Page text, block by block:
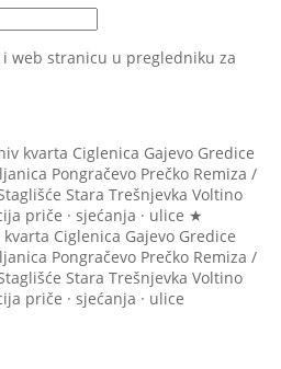
web stranicu u pregledniku za
kvarta Ciglenica Gajevo Gredice
Pongračevo Prečko Remiza /
Stara Trešnjevka Voltino
priče · sjećanja · ulice ★
Ciglenica Gajevo Gredice
Pongračevo Prečko Remiza /
Stara Trešnjevka Voltino
priče · sjećanja · ulice